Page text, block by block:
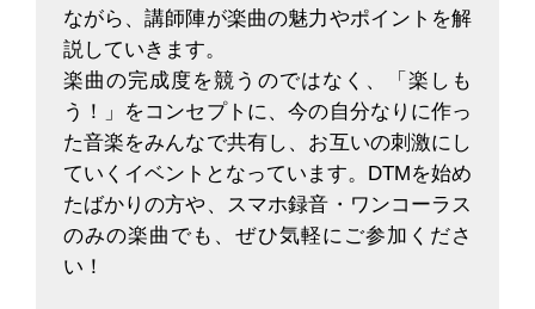
ながら、講師陣が楽曲の魅力やポイントを解
説していきます。
楽曲の完成度を競うのではなく、「楽しも
う！」をコンセプトに、今の自分なりに作っ
た音楽をみんなで共有し、お互いの刺激にし
ていくイベントとなっています。DTMを始め
たばかりの方や、スマホ録音・ワンコーラス
のみの楽曲でも、ぜひ気軽にご参加くださ
い！